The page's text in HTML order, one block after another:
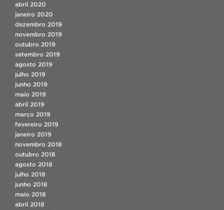
abril 2020
janeiro 2020
dezembro 2019
novembro 2019
outubro 2019
setembro 2019
agosto 2019
julho 2019
junho 2019
maio 2019
abril 2019
março 2019
fevereiro 2019
janeiro 2019
novembro 2018
outubro 2018
agosto 2018
julho 2018
junho 2018
maio 2018
abril 2018